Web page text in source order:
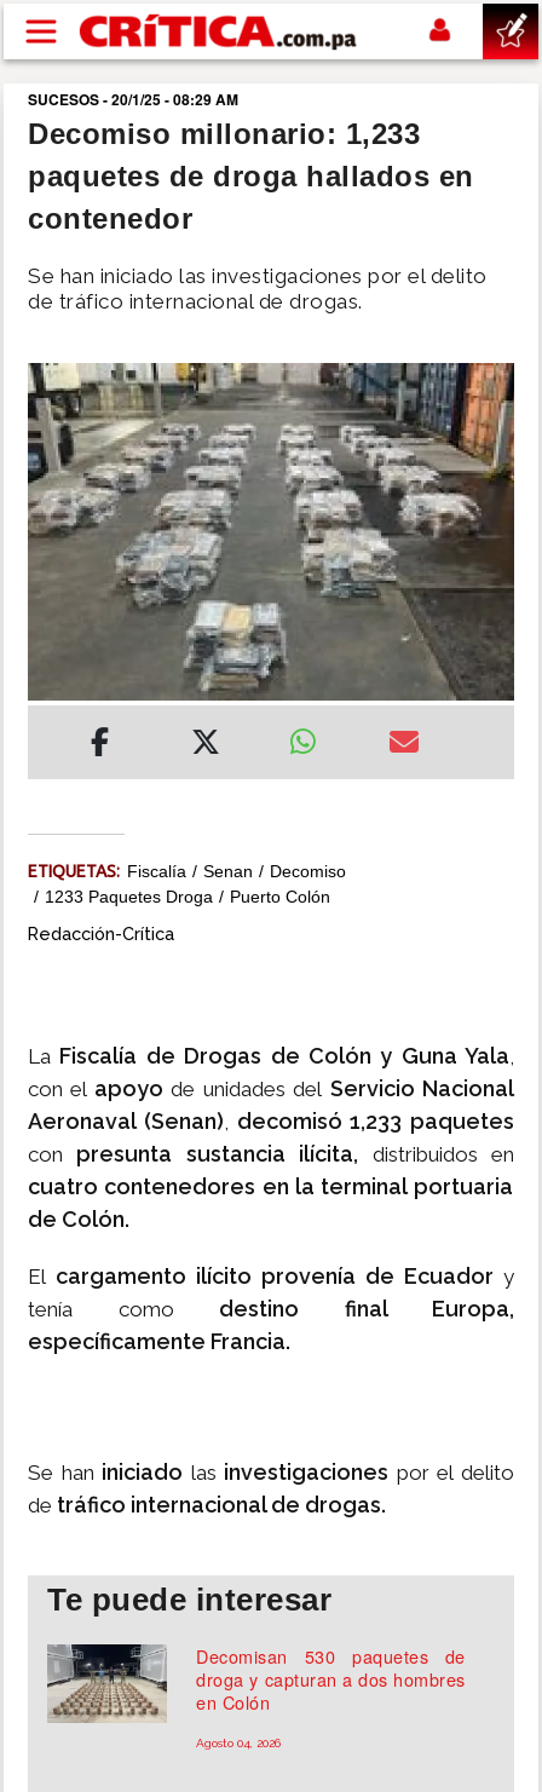
Pasar al contenido principal
buscar
SUCESOS
POLÍTICA
SHOW
DEPORTES
MUNDO
INSÓLITAS
SUCESOS - 20/1/25 - 08:29 AM
Decomiso millonario: 1,233
paquetes de droga hallados en
contenedor
Se han iniciado las investigaciones por el delito
de tráfico internacional de drogas.
ETIQUETAS: Fiscalía Senan
Decomiso
1233 Paquetes Droga
Puerto Colón
Redacción-Crítica
La Fiscalía de Drogas de Colón y Guna Yala,
con el apoyode unidades del Servicio Nacional
Aeronaval (Senan), decomisó 1,233 paquetes
con presunta sustancia ilícita, distribuidos en
cuatro contenedores en la terminal portuaria
de Colón.
El cargamento ilícito provenía de Ecuador y
tenía como destino final Europa,
específicamente Francia.
Se han iniciado las investigaciones por el delito
de tráfico internacional de drogas.
Te puede interesar
Decomisan 530 paquetes de
droga y capturan a dos hombres
en Colón
Agosto 04, 2026